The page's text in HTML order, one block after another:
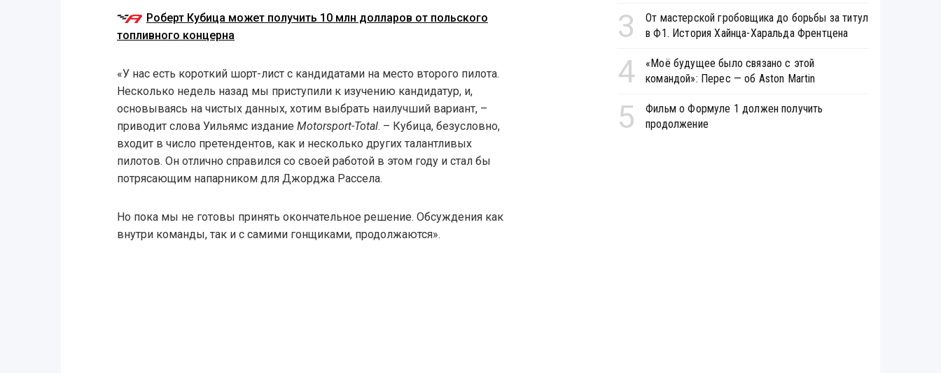
Роберт Кубица может получить 10 млн долларов от польского
топливного концерна
«У нас есть короткий шорт-лист с кандидатами на место второго пилота.
Несколько недель назад мы приступили к изучению кандидатур, и,
основываясь на чистых данных, хотим выбрать наилучший вариант, –
приводит слова Уильямс издание Motorsport-Total. – Кубица, безусловно,
входит в число претендентов, как и несколько других талантливых
пилотов. Он отлично справился со своей работой в этом году и стал бы
потрясающим напарником для Джорджа Рассела.
Но пока мы не готовы принять окончательное решение. Обсуждения как
внутри команды, так и с самими гонщиками, продолжаются».
3
От мастерской гробовщика до борьбы за титул
в Ф1. История Хайнца-Харальда Френтцена
4
«Моё будущее было связано с этой
командой»: Перес — об Aston Martin
5
Фильм о Формуле 1 должен получить
продолжение